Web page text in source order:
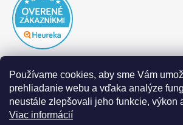
Používame cookies, aby sme Vám
prehliadanie webu a vďaka analýze
neustále zlepšovali jeho funkcie, výkon
Viac informácií